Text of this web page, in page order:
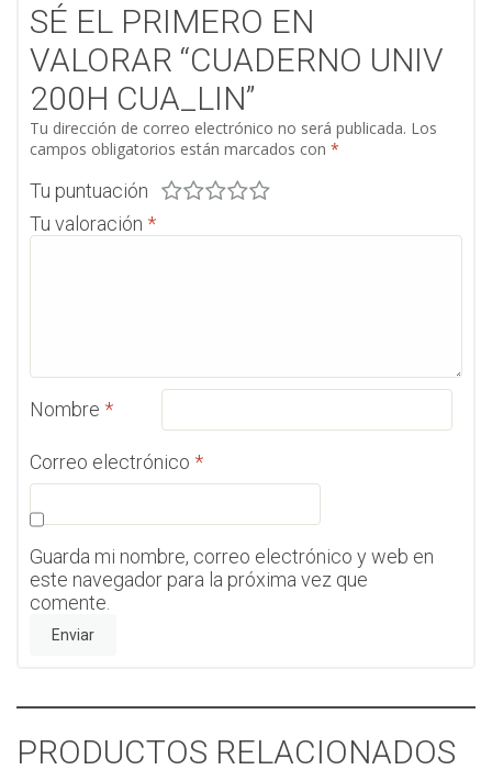
SÉ EL PRIMERO EN
VALORAR “CUADERNO UNIV
200H CUA_LIN”
Tu dirección de correo electrónico no será publicada. Los
campos obligatorios están marcados con *
Tu puntuación
Tu valoración *
Nombre *
Correo electrónico *
Guarda mi nombre, correo electrónico y web en
este navegador para la próxima vez que
comente.
PRODUCTOS RELACIONADOS